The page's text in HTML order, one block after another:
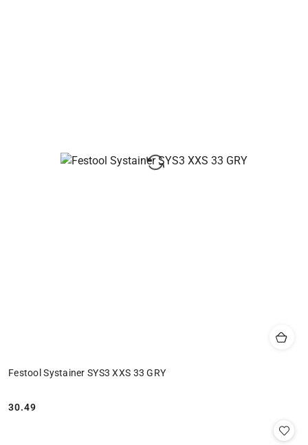
Festool Systainer SYS3 XXS 33 GRY
Cena:
30.49